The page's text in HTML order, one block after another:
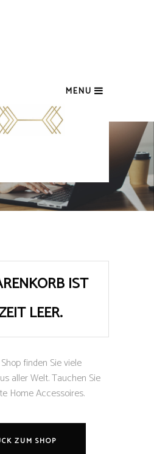
MENU
IST
LEER.
finden Sie viele
aller Welt. Tauchen Sie
Home Accessoires.
ZUM SHOP